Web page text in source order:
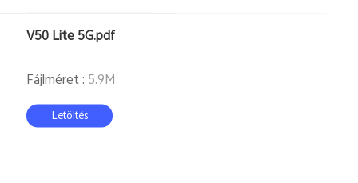
Hungary | Válasszon országot/régiót
V50 Lite 5G.pdf
Fájlméret : 5.9M
Letöltés